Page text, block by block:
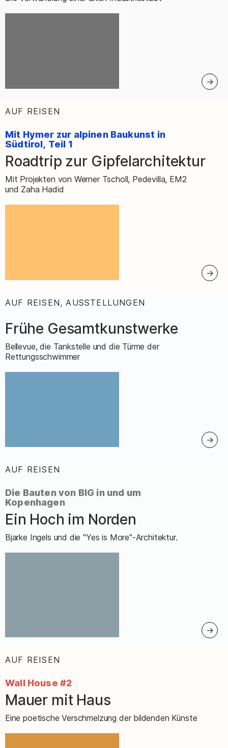
AUF REISEN
Mit Hymer zur alpinen Baukunst in
Südtirol, Teil 1
–
Roadtrip zur Gipfelarchitektur
Mit Projekten von Werner Tscholl, Pedevilla, EM2
und Zaha Hadid
AUF REISEN, AUSSTELLUNGEN
Frühe Gesamtkunstwerke
Bellevue, die Tankstelle und die Türme der
Rettungsschwimmer
AUF REISEN
Die Bauten von BIG in und um
Kopenhagen
–
Ein Hoch im Norden
Bjarke Ingels und die "Yes is More"-Architektur.
AUF REISEN
Wall House #2
–
Mauer mit Haus
Eine poetische Verschmelzung der bildenden Künste